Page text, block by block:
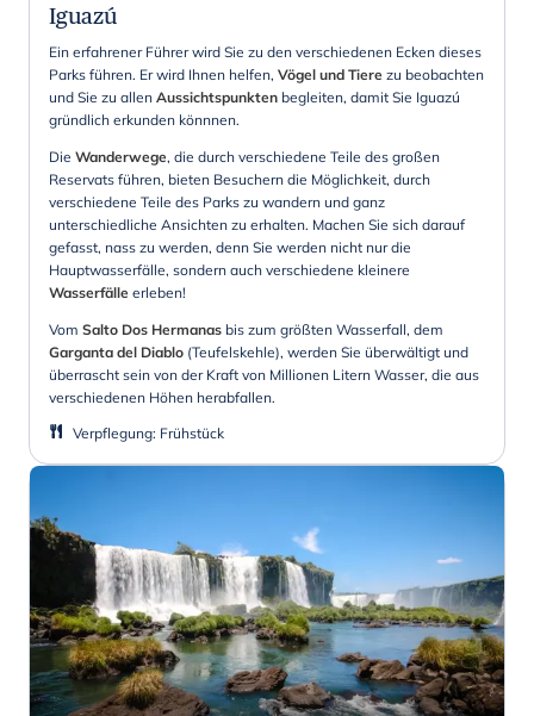
Iguazú
Ein erfahrener Führer wird Sie zu den verschiedenen Ecken dieses
Parks führen. Er wird Ihnen helfen, Vögel und Tiere zu beobachten
und Sie zu allen Aussichtspunkten begleiten, damit Sie Iguazú
gründlich erkunden könnnen.
Die Wanderwege, die durch verschiedene Teile des großen
Reservats führen, bieten Besuchern die Möglichkeit, durch
verschiedene Teile des Parks zu wandern und ganz
unterschiedliche Ansichten zu erhalten. Machen Sie sich darauf
gefasst, nass zu werden, denn Sie werden nicht nur die
Hauptwasserfälle, sondern auch verschiedene kleinere
Wasserfälle erleben!
Vom Salto Dos Hermanas bis zum größten Wasserfall, dem
Garganta del Diablo (Teufelskehle), werden Sie überwältigt und
überrascht sein von der Kraft von Millionen Litern Wasser, die aus
verschiedenen Höhen herabfallen.
Verpflegung: Frühstück